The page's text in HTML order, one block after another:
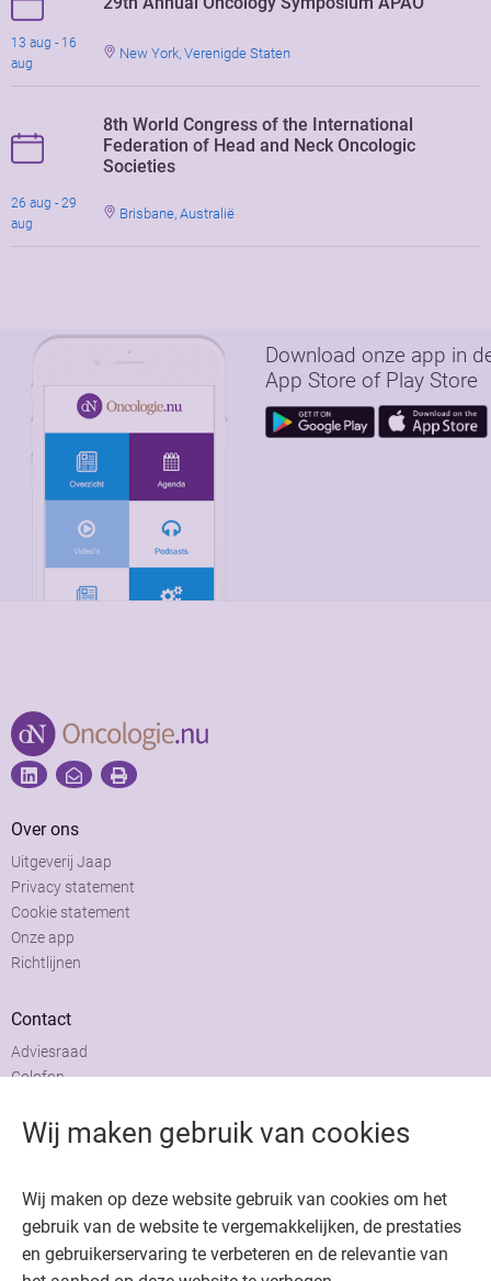
Wij maken gebruik van cookies
Wij maken op deze website gebruik van cookies om het
gebruik van de website te vergemakkelijken, de prestaties
en gebruikerservaring te verbeteren en de relevantie van
13 aug - 16
aug
New York, Verenigde Staten
8th World Congress of the International
Federation of Head and Neck Oncologic
Societies
26 aug - 29
aug
Brisbane, Australië
Download onze app in
App Store of Play Store
Over ons
Uitgeverij Jaap
Privacy statement
Cookie statement
Onze app
Richtlijnen
Contact
Adviesraad
Colofon
Copyright © 2026. Uitgeverij Jaap. Alle rechten voorbehouden.